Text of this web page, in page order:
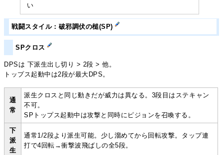
い
戦闘スタイル：破邪調伏の槌(SP)
SPクロス
DPSは 下派生出し切り > 2段 > 他。
トップス起動中は2段が最大DPS。
通
常
派生クロスと同じ動きだが威力は異なる。3段目はステキャン
不可。
SPトップス起動中は攻撃と同時にピジョンを召喚する。
下
派
生
通常1/2段より派生可能。少し溜めてから回転攻撃。タップ連
打で4回転→衝撃波飛ばしの全5段。